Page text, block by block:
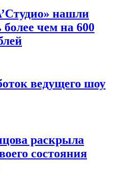
нашли
чем на 600
ведущего шоу
раскрыла
состояния